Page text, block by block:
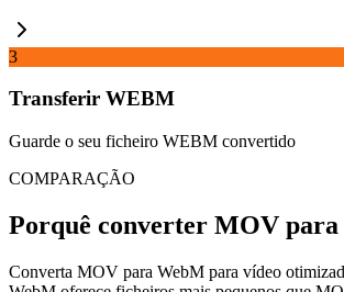
3
Transferir WEBM
Guarde o seu ficheiro WEBM convertido
COMPARAÇÃO
Porquê converter MOV
Converta MOV para WebM para vídeo